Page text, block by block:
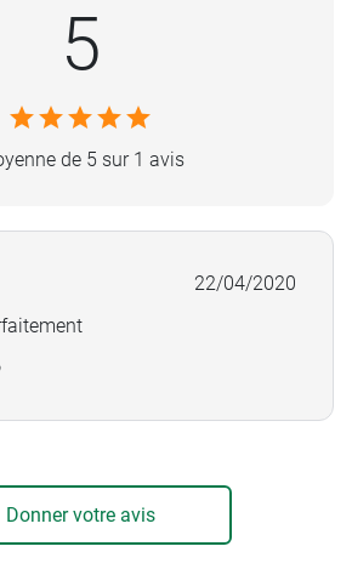
laboratoire qui commercialise
fiables et de
leGel dentifrice Fraîcheur
de sodium
5
de 5 sur 1 avis
22/04/2020
Donner votre avis